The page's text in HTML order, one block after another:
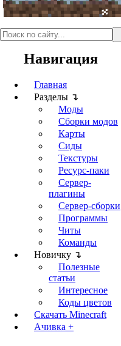
Навигация
Главная
Разделы ↴
Моды
Сборки модов
Карты
Сиды
Текстуры
Ресурс-паки
Сервер-
плагины
Сервер-сборки
Программы
Читы
Команды
Новичку ↴
Полезные
статьи
Интересное
Коды цветов
Скачать Minecraft
Ачивка +